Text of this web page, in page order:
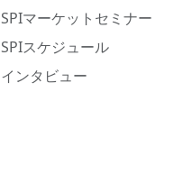
SPIマーケットセミナー
SPIスケジュール
インタビュー